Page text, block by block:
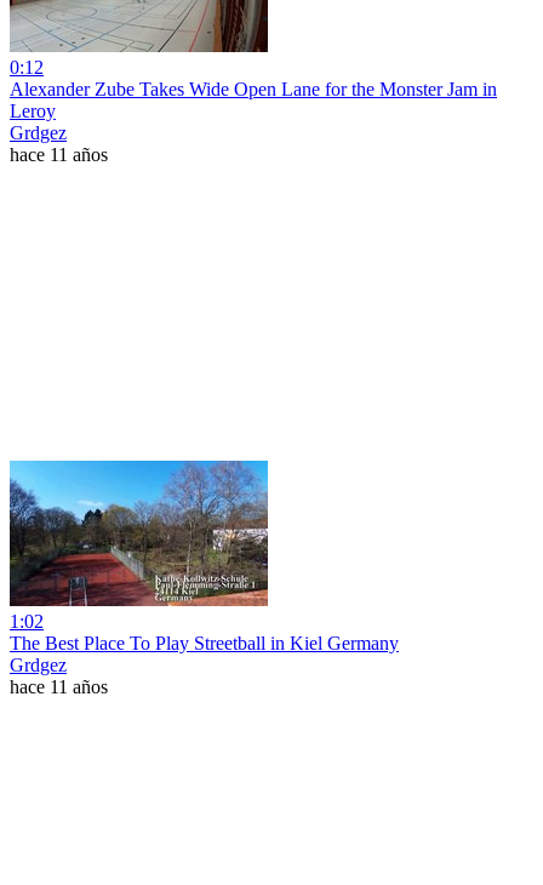
0:12
Alexander Zube Takes Wide Open Lane for the Monster Jam in
Leroy
Grdgez
hace 11 años
1:02
The Best Place To Play Streetball in Kiel Germany
Grdgez
hace 11 años